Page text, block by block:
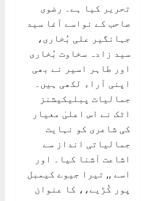
تحریر کیا ہے۔ رضوی
صاحب کے نواسے آغا سید
جہانگیر علی بُخاری،
سید زادہ سخاوت بُخاری
اور طاہر اسیر نے بھی
اپنی آراء لکھی ہیں۔
جمالیات پبلیکیشنز
اٹک نے اس اعلیٰ معیار
کی شاعری کو نہایت
جمالیاتی انداز سے
اشاعت آشنا کیا۔ اور
اسے ,, تیرا جیوے کیمبل
پور کُڑیے،، کا عنوان